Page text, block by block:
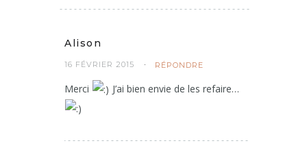
Alison
16 FÉVRIER 2015 RÉPONDRE
Merci J’ai bien envie de les refaire…